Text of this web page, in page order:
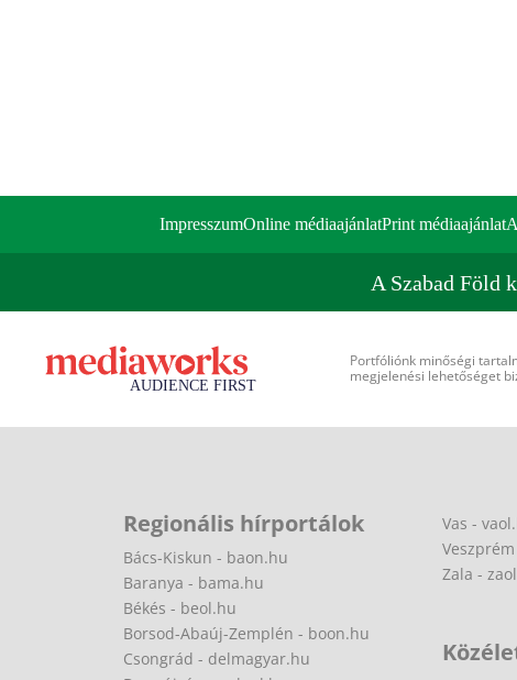
ImpresszumOnline médiaajánlatPrint médiaajánlat
A Szabad Föld
Portfóliónk minőségi
megjelenési lehetőséget
Regionális hírportálok
Bács-Kiskun - baon.hu
Baranya - bama.hu
Békés - beol.hu
Borsod-Abaúj-Zemplén - boon.hu
Csongrád - delmagyar.hu
Vas -
Zala -